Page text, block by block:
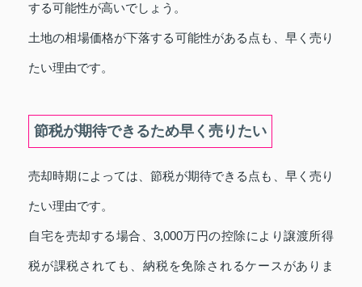
する可能性が高いでしょう。
土地の相場価格が下落する可能性がある点も、早く売り
たい理由です。
節税が期待できるため早く売りたい
売却時期によっては、節税が期待できる点も、早く売り
たい理由です。
自宅を売却する場合、3,000万円の控除により譲渡所得
税が課税されても、納税を免除されるケースがありま